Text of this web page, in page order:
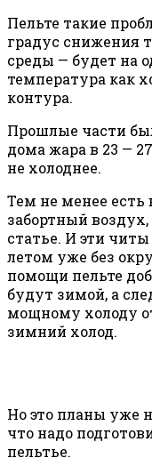
Пельте такие
градус снижения
среды — будет на
температура как
контура.
Прошлые части
дома жара в 23 —
не холоднее.
Тем не менее есть
забортный
статье. И эти
летом уже без
помощи пельте
будут зимой, а
мощному холоду
зимний холод.
Но это планы уже
что надо
пельтье.